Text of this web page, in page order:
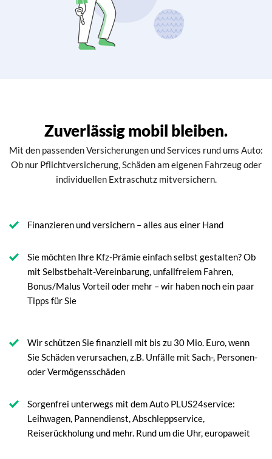
Zuverlässig mobil bleiben.
Mit den passenden Versicherungen und Services rund ums Auto:
Ob nur Pflichtversicherung, Schäden am eigenen Fahrzeug oder
individuellen Extraschutz mitversichern.
Finanzieren und versichern – alles aus einer Hand
Sie möchten Ihre Kfz-Prämie einfach selbst gestalten? Ob
mit Selbstbehalt-Vereinbarung, unfallfreiem Fahren,
Bonus/Malus Vorteil oder mehr – wir haben noch ein paar
Tipps für Sie
Wir schützen Sie finanziell mit bis zu 30 Mio. Euro, wenn
Sie Schäden verursachen, z.B. Unfälle mit Sach-, Personen-
oder Vermögensschäden
Sorgenfrei unterwegs mit dem Auto PLUS24service:
Leihwagen, Pannendienst, Abschleppservice,
Reiserückholung und mehr. Rund um die Uhr, europaweit